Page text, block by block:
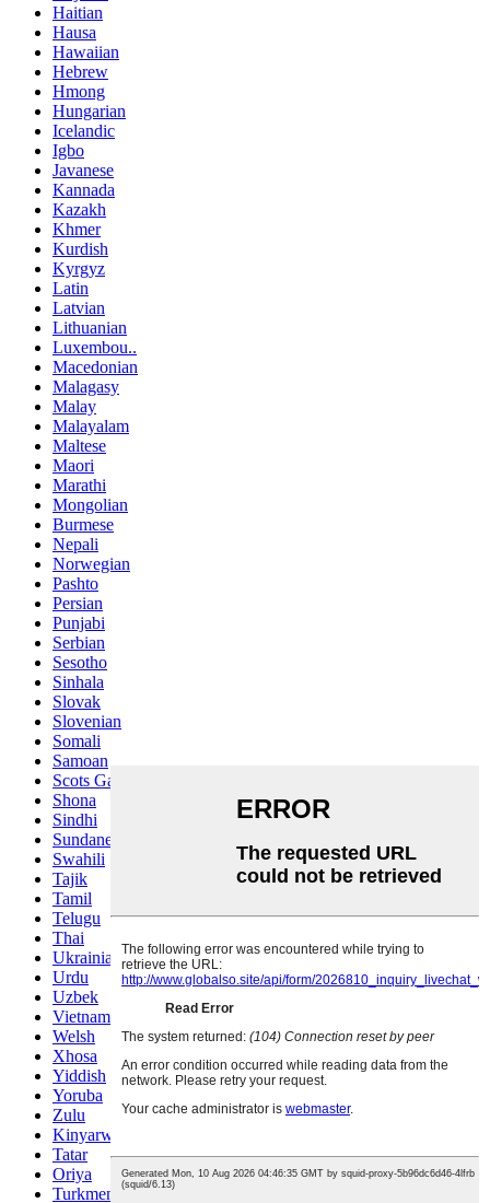
Haitian
Hausa
Hawaiian
Hebrew
Hmong
Hungarian
Icelandic
Igbo
Javanese
Kannada
Kazakh
Khmer
Kurdish
Kyrgyz
Latin
Latvian
Lithuanian
Luxembou..
Macedonian
Malagasy
Malay
Malayalam
Maltese
Maori
Marathi
Mongolian
Burmese
Nepali
Norwegian
Pashto
Persian
Punjabi
Serbian
Sesotho
Sinhala
Slovak
Slovenian
Somali
Samoan
Scots Gaelic
Shona
Sindhi
Sundanese
Swahili
Tajik
Tamil
Telugu
Thai
Ukrainian
Urdu
Uzbek
Vietnamese
Welsh
Xhosa
Yiddish
Yoruba
Zulu
Kinyarwanda
Tatar
Oriya
Turkmen